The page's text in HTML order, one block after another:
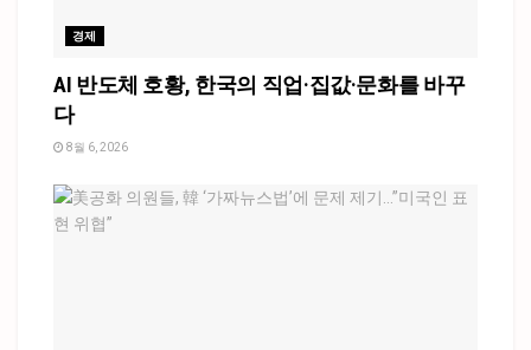
경제
AI 반도체 호황, 한국의 직업·집값·문화를 바꾸
다
8월 6, 2026